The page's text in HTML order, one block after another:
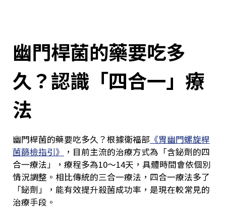
幽門桿菌的藥要吃多
久？認識「四合一」療
法
幽門桿菌的藥要吃多久？根據衛福部 《胃幽門螺旋桿
菌篩檢指引》
，目前主流的治療方式為「含鉍劑的四
合一療法」，療程多為10～14天，具體時間會依個別
情況調整。相比傳統的三合一療法，四合一療法多了
「鉍劑」，能有效提升殺菌成功率，是現在較常見的
治療手段。